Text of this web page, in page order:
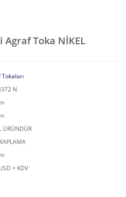
Toka NİKEL
N
ÜRÜNDÜR
+ KDV